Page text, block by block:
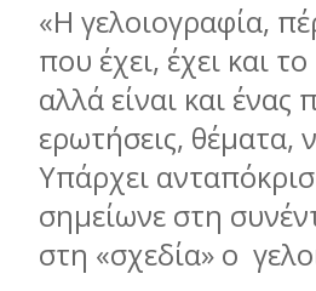
«Η γελοιογραφία,
που έχει, έχει και
αλλά είναι και
ερωτήσεις, θέματα,
Υπάρχει
σημείωνε στη
στη «σχεδία» ο